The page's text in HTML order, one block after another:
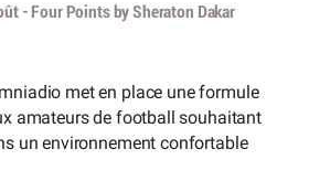
- Four Points by Sheraton Dakar
met en place une formule
amateurs de football souhaitant
un environnement confortable